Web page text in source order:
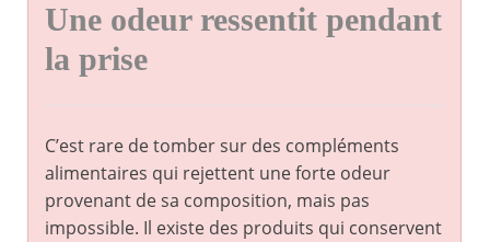
Une odeur ressentit pendant
la prise
C’est rare de tomber sur des compléments
alimentaires qui rejettent une forte odeur
provenant de sa composition, mais pas
impossible. Il existe des produits qui conservent